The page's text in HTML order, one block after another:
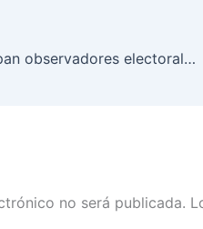
Desde 1994, en México, participan observadores electorales, bajo la figura de Visitante Extranjero
no será publicada.